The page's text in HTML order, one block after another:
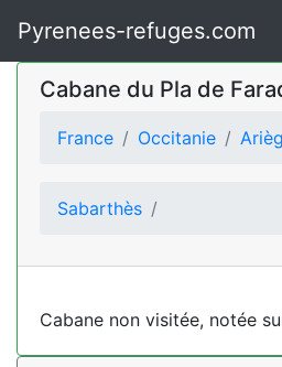
Pyrenees-refuges.com
Cabane du Pla de
France Occitanie
Sabarthès
Cabane non visitée, notée